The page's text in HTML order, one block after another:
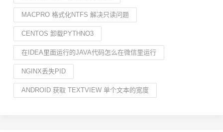
MACPRO 格式化NTFS 解决只读问题
CENTOS 卸载PYTHNO3
在IDEA里面运行的JAVA代码怎么在微信里运行
NGINX丢失PID
ANDROID 获取 TEXTVIEW 单个文本的宽度